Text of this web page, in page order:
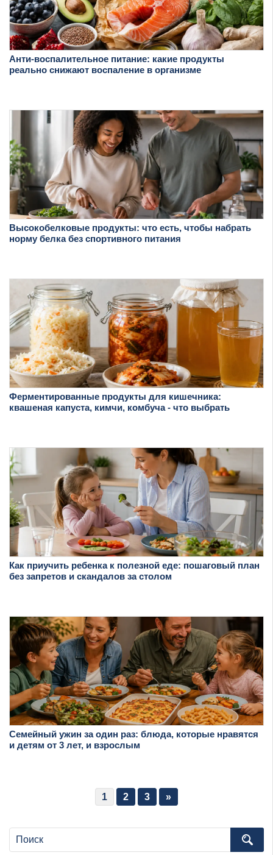
Анти-воспалительное питание: какие продукты
реально снижают воспаление в организме
Высокобелковые продукты: что есть, чтобы набрать
норму белка без спортивного питания
Ферментированные продукты для кишечника:
квашеная капуста, кимчи, комбуча - что выбрать
Как приучить ребенка к полезной еде: пошаговый план
без запретов и скандалов за столом
Семейный ужин за один раз: блюда, которые нравятся
и детям от 3 лет, и взрослым
1 2 3 »